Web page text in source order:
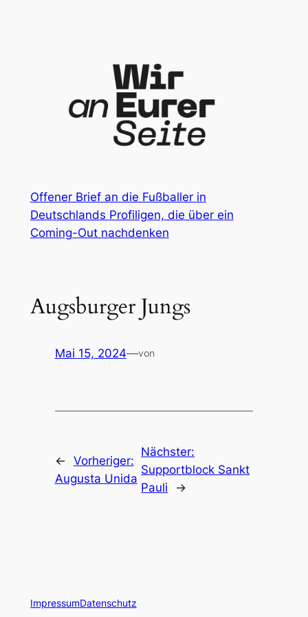
Offener Brief an die Fußballer in
Deutschlands Profiligen, die über ein
Coming-Out nachdenken
Augsburger Jungs
Mai 15, 2024—von
← Vorheriger:
Augusta Unida
Nächster:
Supportblock Sankt
Pauli
→
ImpressumDatenschutz